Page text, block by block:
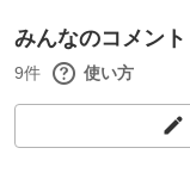
みんなのコメント
9件 使い方